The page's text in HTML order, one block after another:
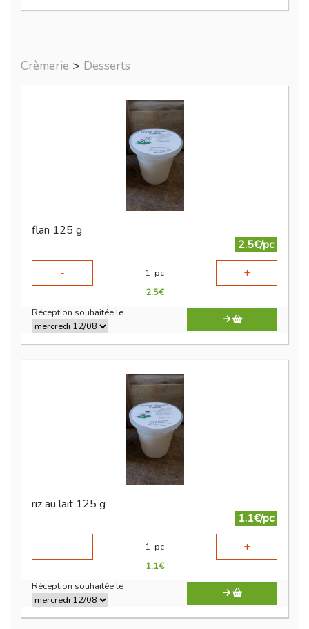
Crèmerie > Desserts
flan 125 g
2.5€/pc
-
1 pc +
2.5€
Réception souhaitée le
riz au lait 125 g
1.1€/pc
-
1 pc +
1.1€
Réception souhaitée le